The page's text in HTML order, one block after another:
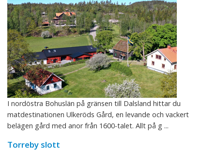
I nordöstra Bohuslän på gränsen till Dalsland hittar du
matdestinationen Ulkeröds Gård, en levande och vackert
belägen gård med anor från 1600-talet. Allt på g ...
Torreby slott